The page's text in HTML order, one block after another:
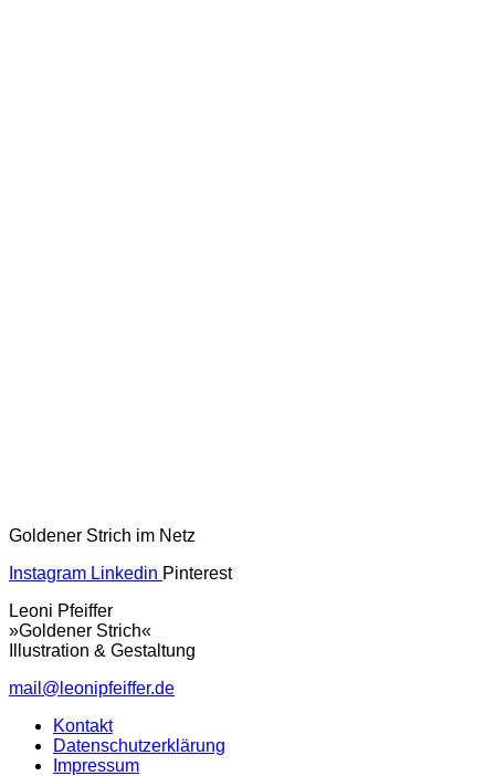
Goldener Strich im Netz
Instagram Linkedin Pinterest
Leoni Pfeiffer
»Goldener Strich«
Illustration & Gestaltung
mail@leonipfeiffer.de
Kontakt
Datenschutzerklärung
Impressum